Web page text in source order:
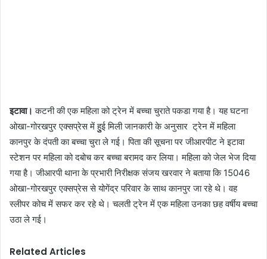
इटावा। कटनी की एक महिला को ट्रेन में बच्चा चुराते पकडा गया है। यह घटना
ओखा-गोरखपुर एक्सप्रेस में हुुुई मिली जानकारी के अनुसार ट्रेन में महिला
कानपुर के दंपती का बच्चा चुरा ले गई। पिता की सूचना पर जीआरपीट ने इटावा
स्टेशन पर महिला को दबोच कर बच्चा बरामद कर लिया। महिला को जेल भेज दिया
गया है। जीआरपी थाना के प्रभारी निरीक्षक संजय खरवार ने बताया कि 15046
ओखा-गोरखपुर एक्सप्रेस से योगेंद्र परिवार के साथ कानपुर जा रहे थे। वह
स्लीपर कोच में सफर कर रहे थे। चलती ट्रेन में एक महिला उनका छह वर्षीय बच्चा
उठा ले गई।
Related Articles